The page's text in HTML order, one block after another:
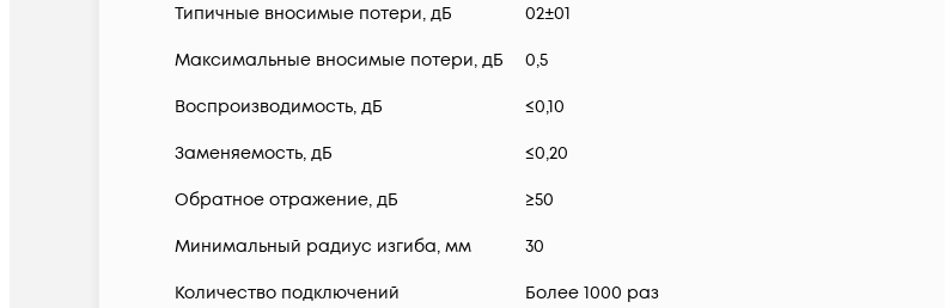
Типичные вносимые потери, дБ 02±01
Максимальные вносимые потери, дБ 0,5
Воспроизводимость, дБ ≤0,10
Заменяемость, дБ ≤0,20
Обратное отражение, дБ ≥50
Минимальный радиус изгиба, мм 30
Количество подключений Более 1000 раз